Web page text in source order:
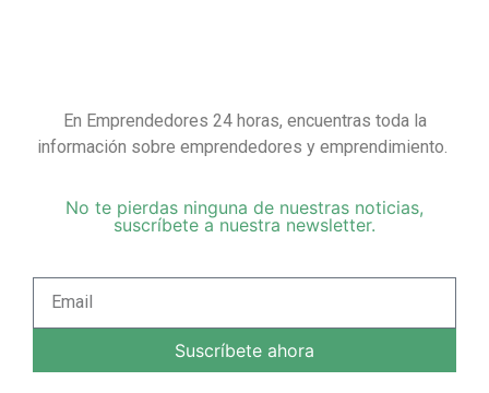
En Emprendedores 24 horas, encuentras toda la
información sobre emprendedores y emprendimiento.
No te pierdas ninguna de nuestras noticias,
suscríbete a nuestra newsletter.
Suscríbete ahora